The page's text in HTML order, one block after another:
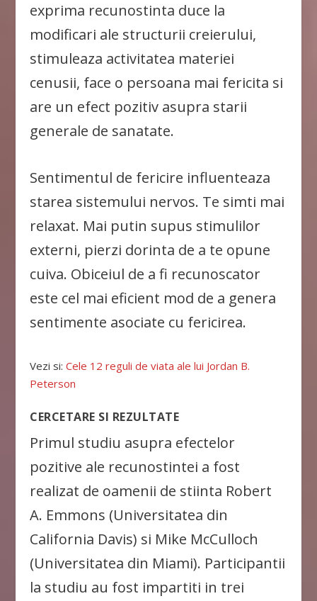
exprima recunostinta duce la
modificari ale structurii creierului,
stimuleaza activitatea materiei
cenusii, face o persoana mai fericita si
are un efect pozitiv asupra starii
generale de sanatate.
Sentimentul de fericire influenteaza
starea sistemului nervos. Te simti mai
relaxat. Mai putin supus stimulilor
externi, pierzi dorinta de a te opune
cuiva. Obiceiul de a fi recunoscator
este cel mai eficient mod de a genera
sentimente asociate cu fericirea.
Vezi si:Cele 12 reguli de viata ale lui Jordan B.
Peterson
CERCETARE SI REZULTATE
Primul studiu asupra efectelor
pozitive ale recunostintei a fost
realizat de oamenii de stiinta Robert
A. Emmons (Universitatea din
California Davis) si Mike McCulloch
(Universitatea din Miami). Participantii
la studiu au fost impartiti in trei